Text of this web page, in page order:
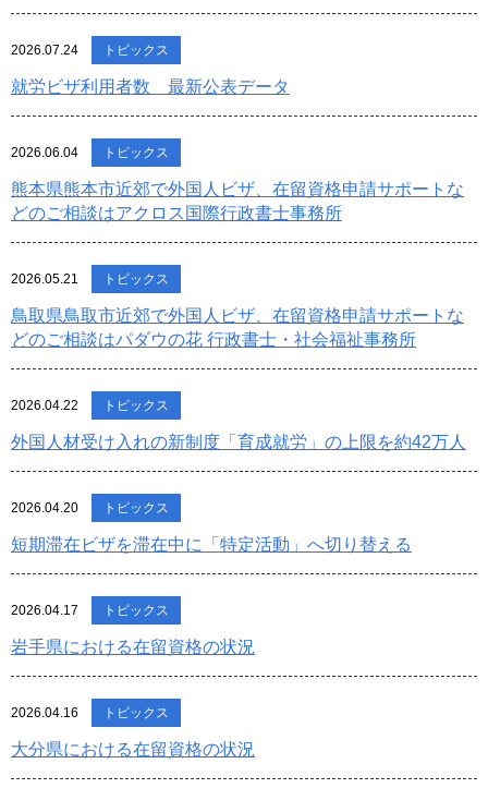
2026.07.24 トピックス
就労ビザ利用者数 最新公表データ
2026.06.04 トピックス
熊本県熊本市近郊で外国人ビザ、在留資格申請サポートな
どのご相談はアクロス国際行政書士事務所
2026.05.21 トピックス
鳥取県鳥取市近郊で外国人ビザ、在留資格申請サポートな
どのご相談はパダウの花 行政書士・社会福祉事務所
2026.04.22 トピックス
外国人材受け入れの新制度「育成就労」の上限を約42万人
2026.04.20 トピックス
短期滞在ビザを滞在中に「特定活動」へ切り替える
2026.04.17 トピックス
岩手県における在留資格の状況
2026.04.16 トピックス
大分県における在留資格の状況